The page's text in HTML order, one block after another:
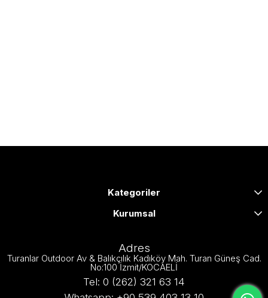
Kategoriler
Kurumsal
Adres
Turanlar Outdoor Av & Balıkçılık Kadıköy Mah. Turan Güneş Cad.
No:100 İzmit/KOCAELİ
Tel: 0 (262) 321 63 14